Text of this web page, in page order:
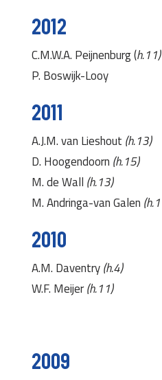
2012
C.M.W.A. Peijnenburg (h.11)
P. Boswijk-Looy
2011
A.J.M. van Lieshout (h.13)
D. Hoogendoorn (h.15)
M. de Wall (h.13)
M. Andringa-van Galen
2010
A.M. Daventry(h.4)
W.F. Meijer(h.11)
2009